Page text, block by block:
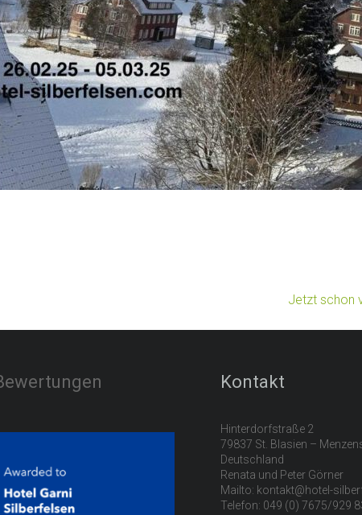
Jetzt schon
Kontakt
Hinterdorfstraße 2
79837 St. Blasien –
Deutschland
Renata und Peter Görner
Mailto: kontakt@hotel-
Telefon: 049 (0) 7675/929